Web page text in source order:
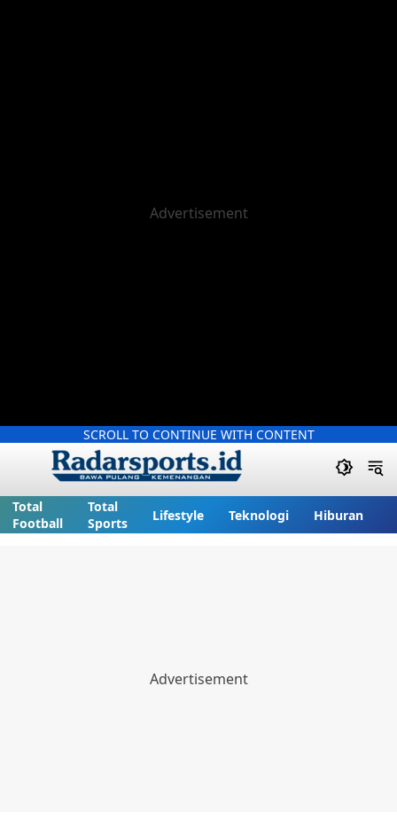
SCROLL TO CONTINUE WITH CONTENT
Total
Football
Total
Sports
Lifestyle Teknologi Hiburan